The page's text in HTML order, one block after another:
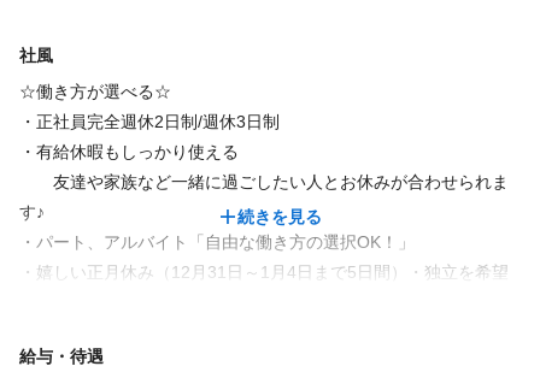
えサポートしたいと思っています。上の立場になったことで自分
自身成長させてもらっています！
性格も積極的になり、いい方向でチェンジしていると思います！
お客様との思い出もたくさんできました✨
大事なイベントに密に関われることは、Dashで美容師をやってい
て本当に良かったなと思う瞬間です。
・キャリアプラン
・フランチャイズ制度（独立支援）
・教育制度（カリキュラムの充実）
・再雇用制度
社風
☆働き方が選べる☆
・正社員完全週休2日制/週休3日制
・有給休暇もしっかり使える
友達や家族など一緒に過ごしたい人とお休みが合わせられま
す♪
・パート、アルバイト「自由な働き方の選択OK！」
・嬉しい正月休み（12月31日～1月4日まで5日間）・独立を希望
続きを見る
給与・待遇